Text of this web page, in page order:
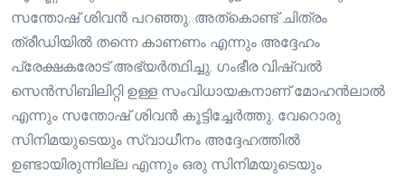
സന്തോഷ് ശിവൻ പറഞ്ഞു. അത്കൊണ്ട് ചിത്രം
ത്രീഡിയിൽ തന്നെ കാണണം എന്നും അദ്ദേഹം
പ്രേക്ഷകരോട് അഭ്യർത്ഥിച്ചു. ഗംഭീര വിഷ്വൽ
സെൻസിബിലിറ്റി ഉള്ള സംവിധായകനാണ് മോഹൻലാൽ
എന്നും സന്തോഷ് ശിവൻ കൂട്ടിച്ചേർത്തു. വേറൊരു
സിനിമയുടെയും സ്വാധീനം അദ്ദേഹത്തിൽ
ഉണ്ടായിരുന്നില്ല എന്നും ഒരു സിനിമയുടെയും